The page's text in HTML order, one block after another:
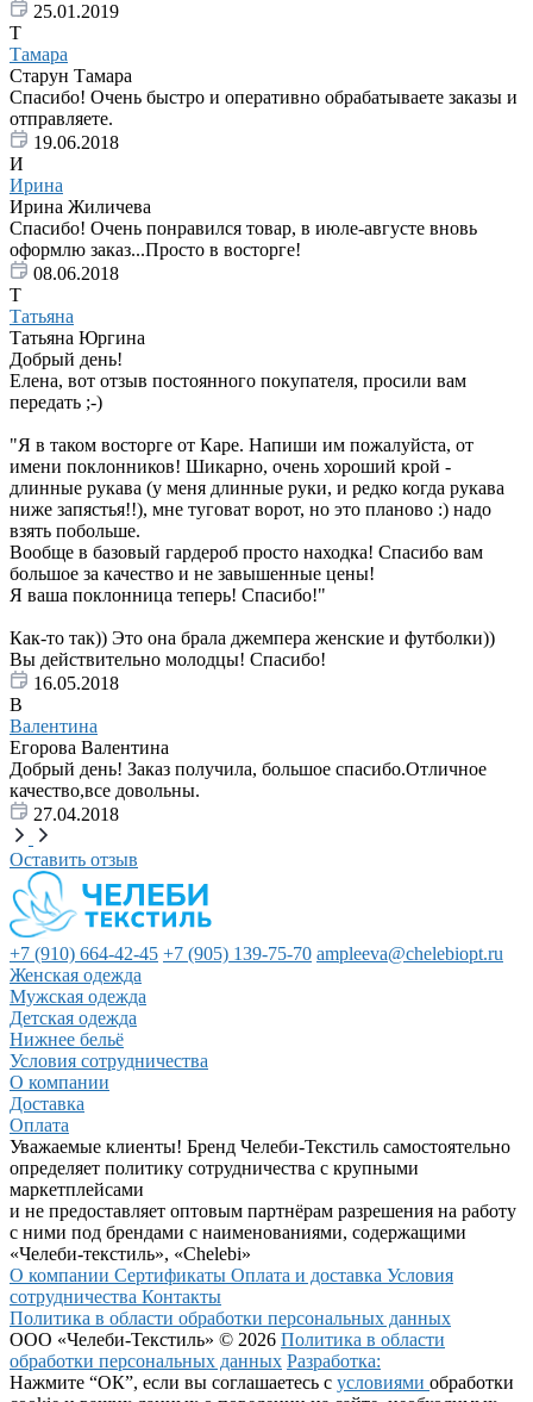
25.01.2019
Т
Тамара
Старун Тамара
Спасибо! Очень быстро и оперативно обрабатываете заказы и
отправляете.
19.06.2018
И
Ирина
Ирина Жиличева
Спасибо! Очень понравился товар, в июле-августе вновь
оформлю заказ...Просто в восторге!
08.06.2018
Т
Татьяна
Татьяна Юргина
Добрый день!
Елена, вот отзыв постоянного покупателя, просили вам
передать ;-)
"Я в таком восторге от Каре. Напиши им пожалуйста, от
имени поклонников! Шикарно, очень хороший крой -
длинные рукава (у меня длинные руки, и редко когда рукава
ниже запястья!!), мне туговат ворот, но это планово :) надо
взять побольше.
Вообще в базовый гардероб просто находка! Спасибо вам
большое за качество и не завышенные цены!
Я ваша поклонница теперь! Спасибо!"
Как-то так)) Это она брала джемпера женские и футболки))
Вы действительно молодцы! Спасибо!
16.05.2018
В
Валентина
Егорова Валентина
Добрый день! Заказ получила, большое спасибо.Отличное
качество,все довольны.
27.04.2018
Оставить отзыв
+7 (910) 664-42-45 +7 (905) 139-75-70 ampleeva@chelebiopt.ru
Женская одежда
Мужская одежда
Детская одежда
Нижнее бельё
Условия сотрудничества
О компании
Доставка
Оплата
Уважаемые клиенты! Бренд Челеби-Текстиль самостоятельно
определяет политику сотрудничества с крупными
маркетплейсами
и не предоставляет оптовым партнёрам разрешения на работу
с ними под брендами с наименованиями, содержащими
«Челеби-текстиль», «Chelebi»
О компании Сертификаты Оплата и доставка Условия
сотрудничества Контакты
Политика в области обработки персональных данных
ООО «Челеби-Текстиль» © 2026 Политика в области
обработки персональных данных Разработка:
Нажмите “ОК”, если вы соглашаетесь с условиями обработки